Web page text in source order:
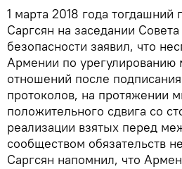
1 марта 2018 года
Саргсян на заседании
безопасности заявил, что
Армении по урегулированию
отношений после
протоколов, на протяжении
положительного сдвига со
реализации взятых перед
сообществом обязательств
Саргсян напомнил, что